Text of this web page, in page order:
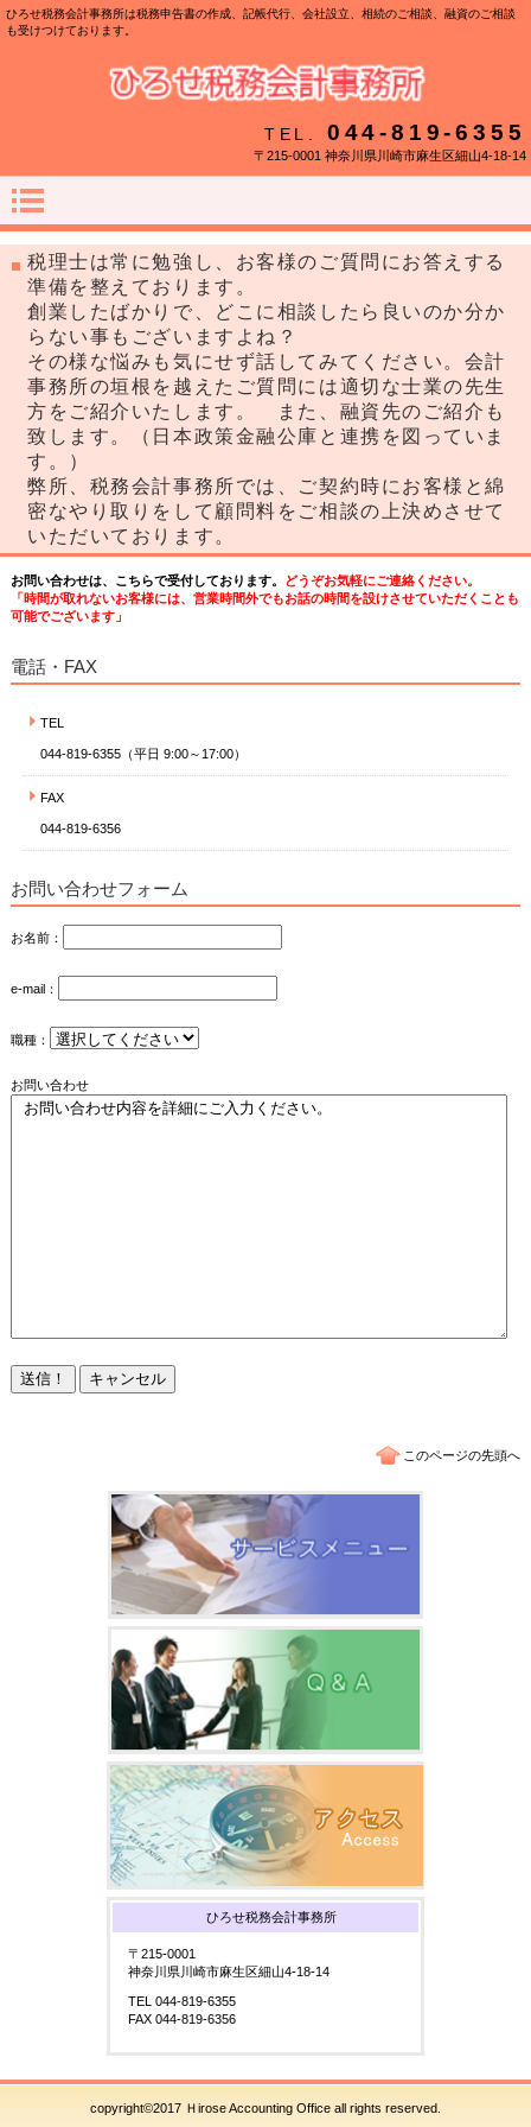
ひろせ税務会計事務所は税務申告書の作成、記帳代行、会社設立、相続のご相談、融資のご相談
も受けつけております。
TEL. 044-819-6355
〒215-0001 神奈川県川崎市麻生区細山4-18-14
税理士は常に勉強し、お客様のご質問にお答えする
準備を整えております。
創業したばかりで、どこに相談したら良いのか分か
らない事もございますよね？
その様な悩みも気にせず話してみてください。会計
事務所の垣根を越えたご質問には適切な士業の先生
方をご紹介いたします。 また、融資先のご紹介も
致します。（日本政策金融公庫と連携を図っていま
す。）
弊所、税務会計事務所では、ご契約時にお客様と綿
密なやり取りをして顧問料をご相談の上決めさせて
いただいております。
お問い合わせは、こちらで受付しております。 どうぞお気軽にご連絡ください。
「時間が取れないお客様には、営業時間外でもお話の時間を設けさせていただくことも
可能でございます」
電話・FAX
TEL
044-819-6355（平日 9:00～17:00）
FAX
044-819-6356
お問い合わせフォーム
お名前：
e-mail：
職種：
お問い合わせ
このページの先頭へ
ひろせ税務会計事務所
〒215-0001
神奈川県川崎市麻生区細山4-18-14
TEL 044-819-6355
FAX 044-819-6356
copyright©2017 Ｈirose Accounting Office all rights reserved.